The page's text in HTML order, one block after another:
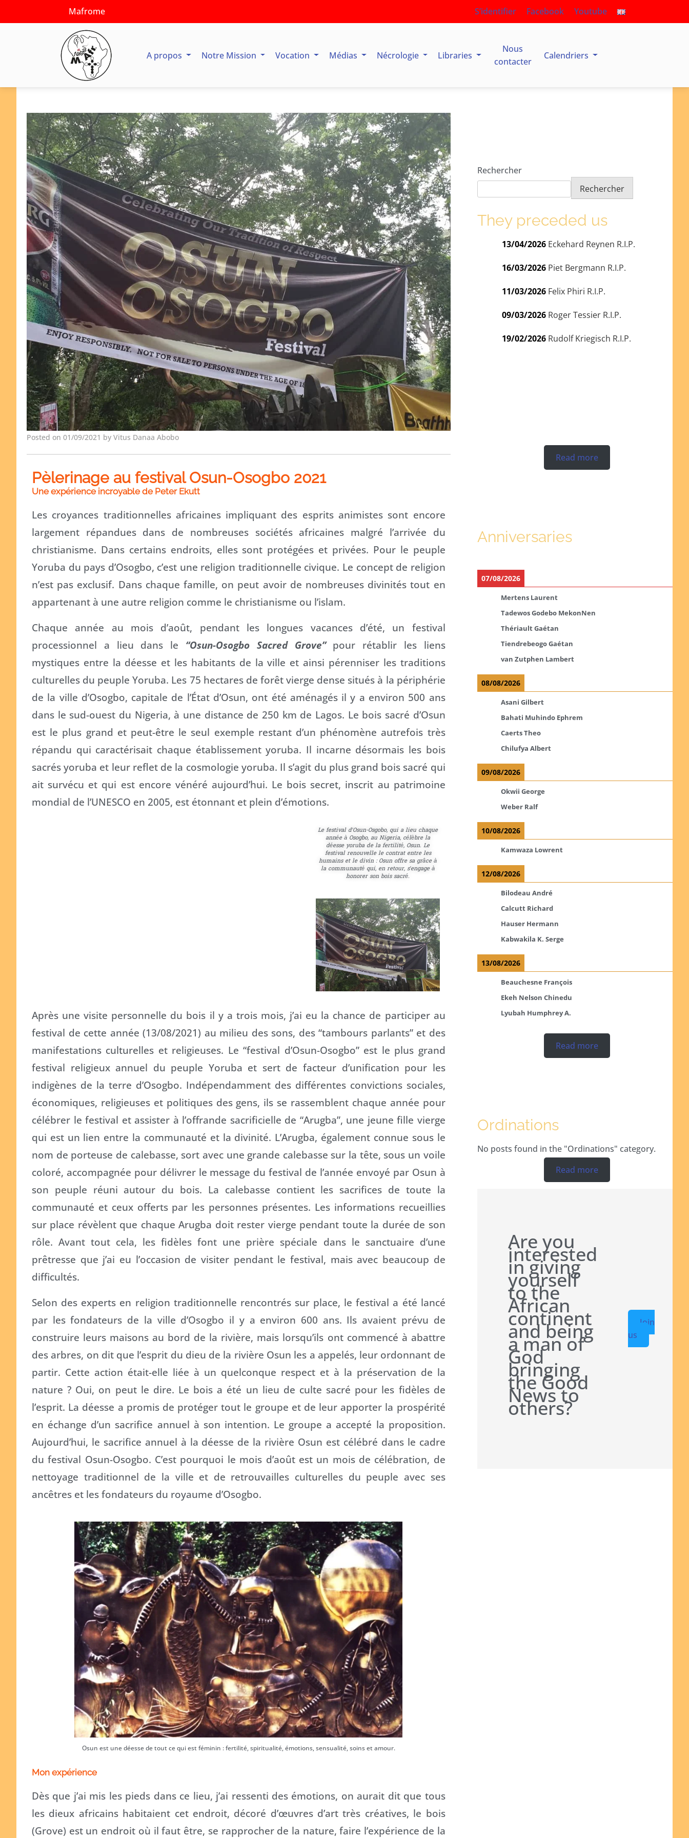
Mafrome S’identifier Facebook Youtube
A propos Notre Mission Vocation Médias Nécrologie Libraries
Nous
contacter
Calendriers
Posted on 01/09/2021 by Vitus Danaa Abobo
Pèlerinage au festival Osun-Osogbo 2021
Une expérience incroyable de Peter Ekutt
Les croyances traditionnelles africaines impliquant des esprits animistes sont encore
largement répandues dans de nombreuses sociétés africaines malgré l’arrivée du
christianisme. Dans certains endroits, elles sont protégées et privées. Pour le peuple
Yoruba du pays d’Osogbo, c’est une religion traditionnelle civique. Le concept de religion
n’est pas exclusif. Dans chaque famille, on peut avoir de nombreuses divinités tout en
appartenant à une autre religion comme le christianisme ou l’islam.
Chaque année au mois d’août, pendant les longues vacances d’été, un festival
processionnel a lieu dans le “Osun-Osogbo Sacred Grove”pour rétablir les liens
mystiques entre la déesse et les habitants de la ville et ainsi pérenniser les traditions
culturelles du peuple Yoruba. Les 75 hectares de forêt vierge dense situés à la périphérie
de la ville d’Osogbo, capitale de l’État d’Osun, ont été aménagés il y a environ 500 ans
dans le sud-ouest du Nigeria, à une distance de 250 km de Lagos. Le bois sacré d’Osun
est le plus grand et peut-être le seul exemple restant d’un phénomène autrefois très
répandu qui caractérisait chaque établissement yoruba. Il incarne désormais les bois
sacrés yoruba et leur reflet de la cosmologie yoruba. Il s’agit du plus grand bois sacré qui
ait survécu et qui est encore vénéré aujourd’hui. Le bois secret, inscrit au patrimoine
mondial de l’UNESCO en 2005, est étonnant et plein d’émotions.
Le festival d’Osun-Osgobo, qui a lieu chaque
année à Osogbo, au Nigeria, célèbre la
déesse yoruba de la fertilité, Osun. Le
festival renouvelle le contrat entre les
humains et le divin : Osun offre sa grâce à
la communauté qui, en retour, s’engage à
honorer son bois sacré.
Après une visite personnelle du bois il y a trois mois, j’ai eu la chance de participer au
festival de cette année (13/08/2021) au milieu des sons, des “tambours parlants” et des
manifestations culturelles et religieuses. Le “festival d’Osun-Osogbo” est le plus grand
festival religieux annuel du peuple Yoruba et sert de facteur d’unification pour les
indigènes de la terre d’Osogbo. Indépendamment des différentes convictions sociales,
économiques, religieuses et politiques des gens, ils se rassemblent chaque année pour
célébrer le festival et assister à l’offrande sacrificielle de “Arugba”, une jeune fille vierge
qui est un lien entre la communauté et la divinité. L’Arugba, également connue sous le
nom de porteuse de calebasse, sort avec une grande calebasse sur la tête, sous un voile
coloré, accompagnée pour délivrer le message du festival de l’année envoyé par Osun à
son peuple réuni autour du bois. La calebasse contient les sacrifices de toute la
communauté et ceux offerts par les personnes présentes. Les informations recueillies
sur place révèlent que chaque Arugba doit rester vierge pendant toute la durée de son
rôle. Avant tout cela, les fidèles font une prière spéciale dans le sanctuaire d’une
prêtresse que j’ai eu l’occasion de visiter pendant le festival, mais avec beaucoup de
difficultés.
Selon des experts en religion traditionnelle rencontrés sur place, le festival a été lancé
par les fondateurs de la ville d’Osogbo il y a environ 600 ans. Ils avaient prévu de
construire leurs maisons au bord de la rivière, mais lorsqu’ils ont commencé à abattre
des arbres, on dit que l’esprit du dieu de la rivière Osun les a appelés, leur ordonnant de
partir. Cette action était-elle liée à un quelconque respect et à la préservation de la
nature ? Oui, on peut le dire. Le bois a été un lieu de culte sacré pour les fidèles de
l’esprit. La déesse a promis de protéger tout le groupe et de leur apporter la prospérité
en échange d’un sacrifice annuel à son intention. Le groupe a accepté la proposition.
Aujourd’hui, le sacrifice annuel à la déesse de la rivière Osun est célébré dans le cadre
du festival Osun-Osogbo. C’est pourquoi le mois d’août est un mois de célébration, de
nettoyage traditionnel de la ville et de retrouvailles culturelles du peuple avec ses
ancêtres et les fondateurs du royaume d’Osogbo.
Osun est une déesse de tout ce qui est féminin : fertilité, spiritualité, émotions, sensualité, soins et amour.
Mon expérience
Dès que j’ai mis les pieds dans ce lieu, j’ai ressenti des émotions, on aurait dit que tous
les dieux africains habitaient cet endroit, décoré d’œuvres d’art très créatives, le bois
(Grove) est un endroit où il faut être, se rapprocher de la nature, faire l’expérience de la
Rechercher
Rechercher
They preceded us
13/04/2026 Eckehard Reynen R.I.P.
16/03/2026 Piet Bergmann R.I.P.
11/03/2026 Felix Phiri R.I.P.
09/03/2026 Roger Tessier R.I.P.
19/02/2026 Rudolf Kriegisch R.I.P.
Read more
Anniversaries
07/08/2026
Mertens Laurent
Tadewos Godebo MekonNen
Thériault Gaétan
Tiendrebeogo Gaétan
van Zutphen Lambert
08/08/2026
Asani Gilbert
Bahati Muhindo Ephrem
Caerts Theo
Chilufya Albert
09/08/2026
Okwii George
Weber Ralf
10/08/2026
Kamwaza Lowrent
12/08/2026
Bilodeau André
Calcutt Richard
Hauser Hermann
Kabwakila K. Serge
13/08/2026
Beauchesne François
Ekeh Nelson Chinedu
Lyubah Humphrey A.
Read more
Ordinations
No posts found in the "Ordinations" category.
Read more
Are you
interested
in giving
yourself
to the
African
continent
and being
a man of
God
bringing
the Good
News to
others?
Join
us